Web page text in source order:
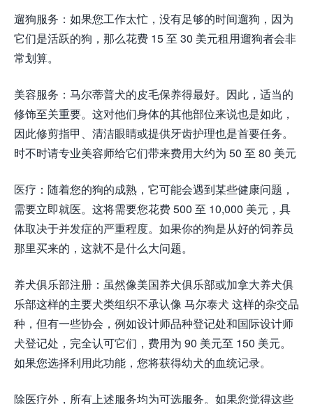
遛狗服务：如果您工作太忙，没有足够的时间遛狗，因为
它们是活跃的狗，那么花费 15 至 30 美元租用遛狗者会非
常划算。
美容服务：马尔蒂普犬的皮毛保养得最好。因此，适当的
修饰至关重要。这对他们身体的其他部位来说也是如此，
因此修剪指甲、清洁眼睛或提供牙齿护理也是首要任务。
时不时请专业美容师给它们带来费用大约为 50 至 80 美元
医疗：随着您的狗的成熟，它可能会遇到某些健康问题，
需要立即就医。这将需要您花费 500 至 10,000 美元，具
体取决于并发症的严重程度。如果你的狗是从好的饲养员
那里买来的，这就不是什么大问题。
养犬俱乐部注册：虽然像美国养犬俱乐部或加拿大养犬俱
乐部这样的主要犬类组织不承认像 马尔泰犬 这样的杂交品
种，但有一些协会，例如设计师品种登记处和国际设计师
犬登记处，完全认可它们，费用为 90 美元至 150 美元。
如果您选择利用此功能，您将获得幼犬的血统记录。
除医疗外，所有上述服务均为可选服务。如果您觉得这些